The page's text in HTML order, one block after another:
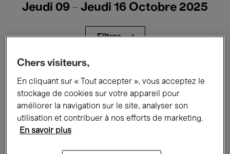
Jeudi 09 - Jeudi 16 Octobre 2025
Filtres
Expositions Films Performances
Rencontres & Débats Jazz
Chers visiteurs,
En cliquant sur « Tout accepter », vous acceptez le
stockage de cookies sur votre appareil pour
améliorer la navigation sur le site, analyser son
utilisation et contribuer à nos efforts de marketing.
En savoir plus